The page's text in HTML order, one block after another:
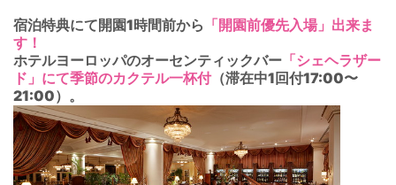
宿泊特典にて開園1時間前から 「開園前優先入場」出来ま
す！
ホテルヨーロッパのオーセンティックバー 「シェヘラザー
ド」にて季節のカクテル一杯付（滞在中1回付17:00〜
21:00）。